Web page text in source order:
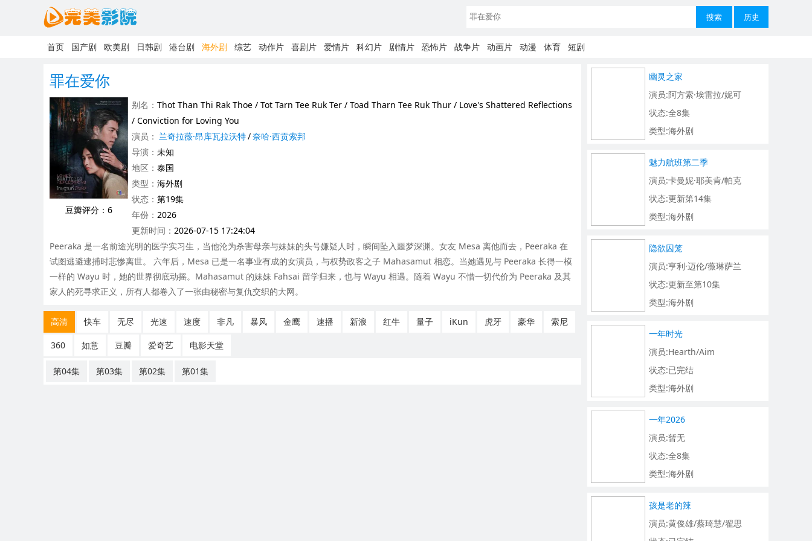
搜索 历史
首页 国产剧 欧美剧 日韩剧 港台剧 海外剧 综艺 动作片 喜剧片 爱情片 科幻片 剧情片 恐怖片 战争片 动画片 动漫 体育 短剧
罪在爱你
豆瓣评分：6
别名： Thot Than Thi Rak Thoe / Tot Tarn Tee Ruk Ter / Toad Tharn Tee Ruk Thur / Love's Shattered Reflections
/ Conviction for Loving You
演员： 兰奇拉薇·昂库瓦拉沃特/奈哈·西贡索邦
导演： 未知
地区： 泰国
类型： 海外剧
状态： 第19集
年份： 2026
更新时间： 2026-07-15 17:24:04
Peeraka 是一名前途光明的医学实习生，当他沦为杀害母亲与妹妹的头号嫌疑人时，瞬间坠入噩梦深渊。女友 Mesa 离他而去，Peeraka 在
试图逃避逮捕时悲惨离世。 六年后，Mesa 已是一名事业有成的女演员，与权势政客之子 Mahasamut 相恋。当她遇见与 Peeraka 长得一模
一样的 Wayu 时，她的世界彻底动摇。Mahasamut 的妹妹 Fahsai 留学归来，也与 Wayu 相遇。随着 Wayu 不惜一切代价为 Peeraka 及其
家人的死寻求正义，所有人都卷入了一张由秘密与复仇交织的大网。
高清 快车 无尽 光速 速度 非凡 暴风 金鹰 速播 新浪 红牛 量子 iKun 虎牙 豪华 索尼
360 如意 豆瓣 爱奇艺 电影天堂
第04集 第03集 第02集 第01集
幽灵之家
演员:阿方索·埃雷拉/妮可
状态:全8集
类型:海外剧
魅力航班第二季
演员:卡曼妮·耶美肯/帕克
状态:更新第14集
类型:海外剧
隐欲囚笼
演员:亨利·迈伦/薇琳萨兰
状态:更新至第10集
类型:海外剧
一年时光
演员:Hearth/Aim
状态:已完结
类型:海外剧
一年2026
演员:暂无
状态:全8集
类型:海外剧
孩是老的辣
演员:黄俊雄/蔡琦慧/翟思